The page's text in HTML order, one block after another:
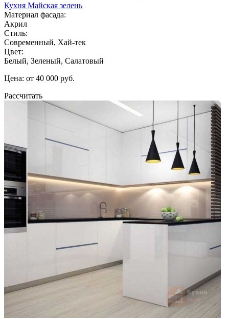
Кухня Майская зелень
Материал фасада:
Акрил
Стиль:
Современный, Хай-тек
Цвет:
Белый, Зеленый, Салатовый
Цена: от 40 000 руб.
Рассчитать